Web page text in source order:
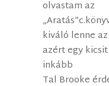
olvastam az
kiváló lenne az
azért egy
inkább
Tal Brooke